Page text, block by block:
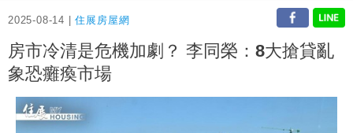
2025-08-14 |住展房屋網
房市冷清是危機加劇？ 李同榮：8大搶貸亂
象恐癱瘓市場